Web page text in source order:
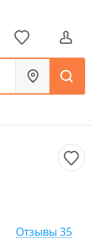
Отзывы 35